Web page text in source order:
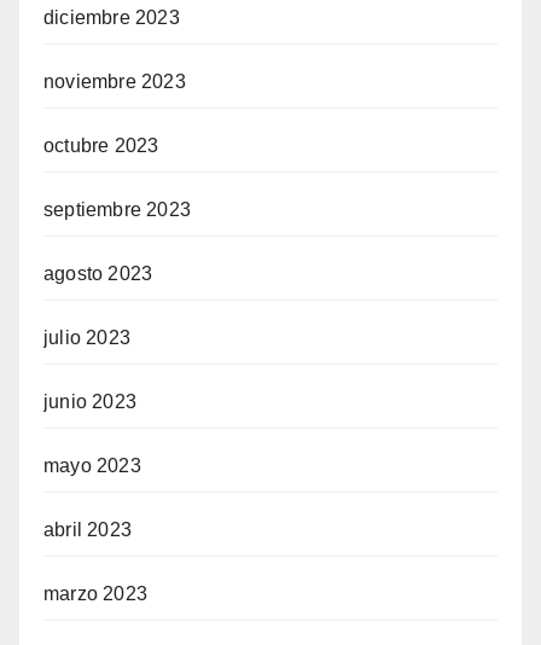
diciembre 2023
noviembre 2023
octubre 2023
septiembre 2023
agosto 2023
julio 2023
junio 2023
mayo 2023
abril 2023
marzo 2023